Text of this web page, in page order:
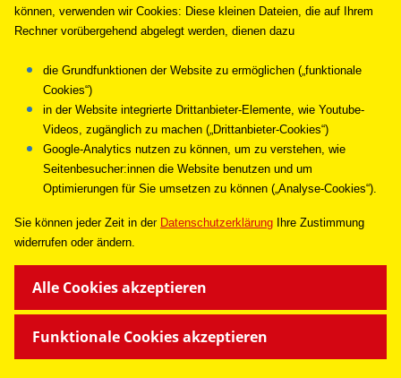
können, verwenden wir Cookies: Diese kleinen Dateien, die auf Ihrem
Rechner vorübergehend abgelegt werden, dienen dazu
die Grundfunktionen der Website zu ermöglichen („funktionale
Cookies“)
in der Website integrierte Drittanbieter-Elemente, wie Youtube-
Videos, zugänglich zu machen („Drittanbieter-Cookies“)
Google-Analytics nutzen zu können, um zu verstehen, wie
Seitenbesucher:innen die Website benutzen und um
Optimierungen für Sie umsetzen zu können („Analyse-Cookies“).
Sie können jeder Zeit in der Datenschutzerklärung
Ihre Zustimmung
widerrufen oder ändern.
Funktionale Cookies akzeptieren
Alle Cookies akzeptieren